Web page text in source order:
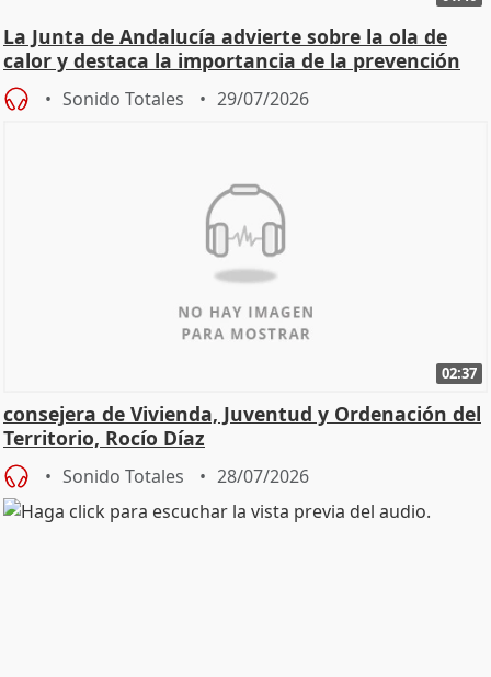
La Junta de Andalucía advierte sobre la ola de
calor y destaca la importancia de la prevención
Sonido Totales 29/07/2026
02:37
consejera de Vivienda, Juventud y Ordenación del
Territorio, Rocío Díaz
Sonido Totales 28/07/2026